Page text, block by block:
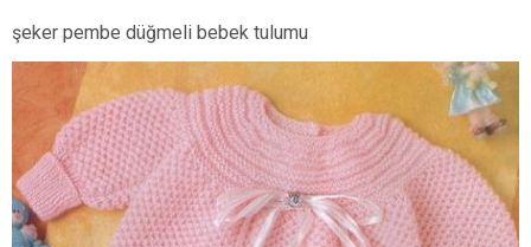
şeker pembe düğmeli bebek tulumu